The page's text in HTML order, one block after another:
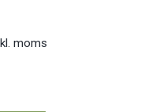
moms